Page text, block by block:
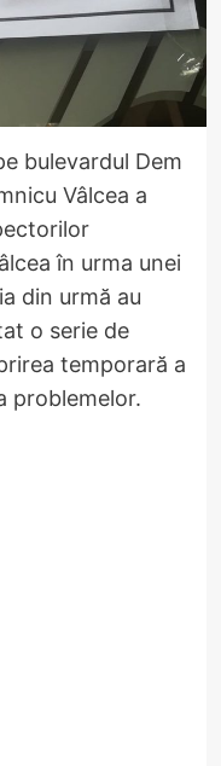
bulevardul Dem
Vâlcea a
în urma unei
din urmă au
o serie de
temporară a
problemelor.